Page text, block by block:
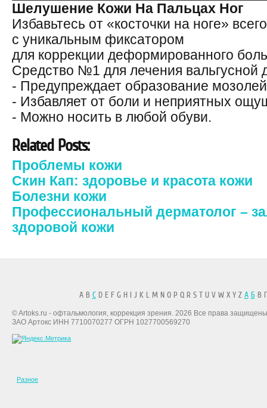
Шелушение Кожи На Пальцах Ног
Избавьтесь от «косточки на ноге»
с уникальным фиксатором
для коррекции деформированного
Средство №1 для лечения вальгусной
- Предупреждает образование
- Избавляет от боли и неприятных
- Можно носить в любой обуви.
Related Posts:
Проблемы кожи
Скин Кап: здоровье и красота кожи
Болезни кожи
Профессиональный дерматолог –
здоровой кожи
A B CD E F G H I J K L M N O P Q R S T U V W X Y Z А БВ
© Artoks.ru - офтальмология, коррекция зрения. 2026 Все права
ЗАО Артокс ИНН 7710070277 ОГРН 1027700569270
Разное